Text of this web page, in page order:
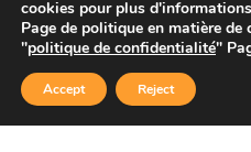
Copyright © 2026
cookies pour plus
Page de politique en matière
"politique de confidentialité"
Accept Reject